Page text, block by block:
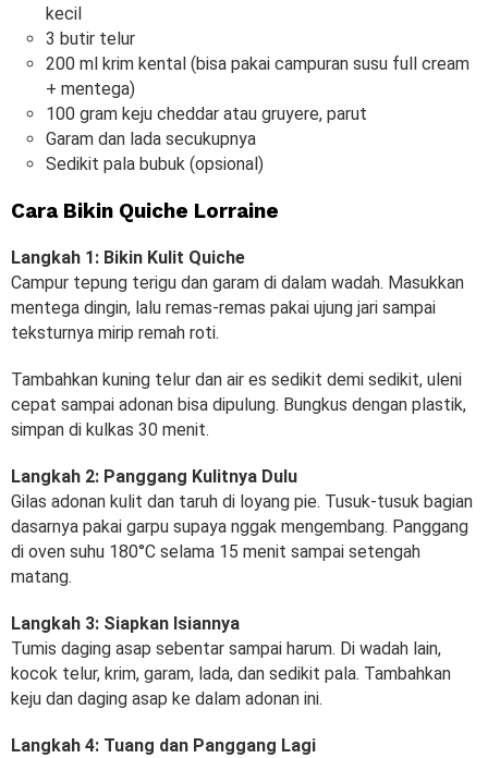
kecil
3 butir telur
200 ml krim kental (bisa pakai campuran susu full cream
+ mentega)
100 gram keju cheddar atau gruyere, parut
Garam dan lada secukupnya
Sedikit pala bubuk (opsional)
Cara Bikin Quiche Lorraine
Langkah 1: Bikin Kulit Quiche
Campur tepung terigu dan garam di dalam wadah. Masukkan
mentega dingin, lalu remas-remas pakai ujung jari sampai
teksturnya mirip remah roti.
Tambahkan kuning telur dan air es sedikit demi sedikit, uleni
cepat sampai adonan bisa dipulung. Bungkus dengan plastik,
simpan di kulkas 30 menit.
Langkah 2: Panggang Kulitnya Dulu
Gilas adonan kulit dan taruh di loyang pie. Tusuk-tusuk bagian
dasarnya pakai garpu supaya nggak mengembang. Panggang
di oven suhu 180°C selama 15 menit sampai setengah
matang.
Langkah 3: Siapkan Isiannya
Tumis daging asap sebentar sampai harum. Di wadah lain,
kocok telur, krim, garam, lada, dan sedikit pala. Tambahkan
keju dan daging asap ke dalam adonan ini.
Langkah 4: Tuang dan Panggang Lagi